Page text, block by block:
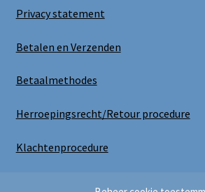
Privacy statement
Betalen en Verzenden
Betaalmethodes
Herroepingsrecht/Retour procedure
Klachtenprocedure